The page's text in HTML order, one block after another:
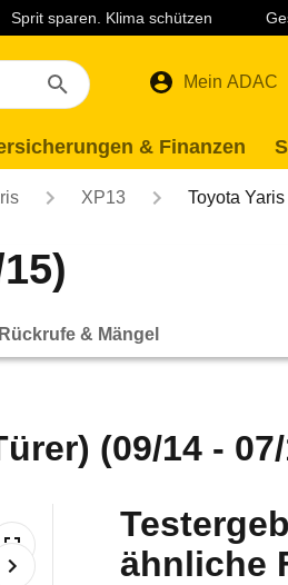
Sprit sparen. Klima schützen
Mein ADAC
& Finanzen
XP13 Toyota
Rückrufe & Mängel
(09/14 -
ähnliche